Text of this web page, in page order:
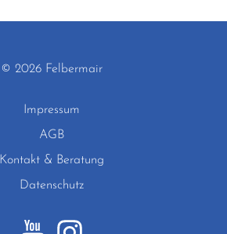
© 2026 Felbermair
Impressum
AGB
Kontakt & Beratung
Datenschutz